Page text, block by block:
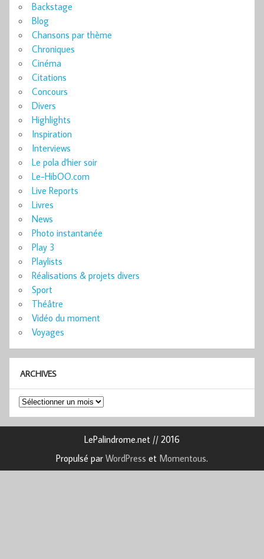
Backstage
Blog
Chansons par thème
Chroniques
Cinéma
Citations
Concours
Divers
Highlights
Inspiration
Interviews
Le pola d'hier soir
Le-HibOO.com
Live Reports
Livres
News
Photo instantanée
Play 3
Playlists
Réalisations & projets divers
Sport
Théâtre
Vidéo du moment
Voyages
ARCHIVES
Archives
LePalindrome.net // 2016
Propulsé par WordPress et Momentous.